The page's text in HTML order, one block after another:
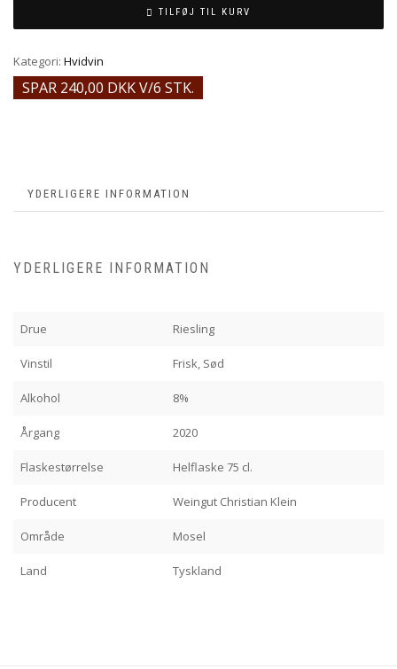
TILFØJ TIL KURV
Kategori: Hvidvin
SPAR 240,00 DKK V/6 STK.
YDERLIGERE INFORMATION
YDERLIGERE INFORMATION
Drue Riesling
Vinstil Frisk, Sød
Alkohol 8%
Årgang 2020
Flaskestørrelse Helflaske 75 cl.
Producent Weingut Christian Klein
Område Mosel
Land Tyskland